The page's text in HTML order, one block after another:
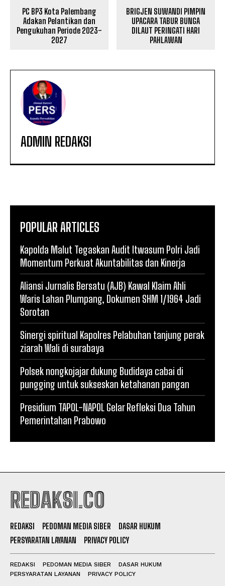
PC BP3 Kota Palembang
Adakan Pelantikan dan
Pengukuhan Periode 2023-
2027
BRIGJEN SUWANDI PIMPIN
UPACARA TABUR BUNGA
DILAUT PERINGATI HARI
PAHLAWAN
ADMIN REDAKSI
POPULAR ARTICLES
Kapolda Malut Tegaskan Audit Itwasum Polri Jadi
Momentum Perkuat Akuntabilitas dan Kinerja
Aliansi Jurnalis Bersatu (AJB) Kawal Klaim Ahli
Waris Lahan Plumpang, Dokumen SHM 1/1964 Jadi
Sorotan
Sinergi spiritual Kapolres Pelabuhan tanjung perak
ziarah Wali di surabaya
Polsek nongkojajar dukung Budidaya cabai di
pungging untuk sukseskan ketahanan pangan
Presidium TAPOL-NAPOL Gelar Refleksi Dua Tahun
Pemerintahan Prabowo
REDAKSI.CO
REDAKSI PEDOMAN MEDIA SIBER
DASAR HUKUM
PERSYARATAN LAYANAN
PRIVACY POLICY
REDAKSI PEDOMAN MEDIA SIBER
DASAR HUKUM
PERSYARATAN LAYANAN
PRIVACY POLICY